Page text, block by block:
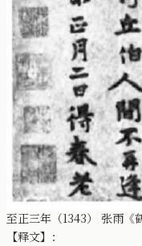
至正三年（1343） 张雨《
【释文】：